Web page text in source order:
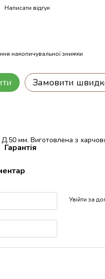
Написати відгук
накопичувальної знижки
Замовити
мм. Виготовлена з
Гарантія
Увійти за